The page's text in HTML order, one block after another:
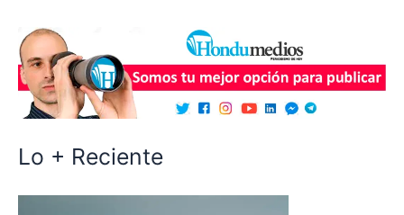
Lo + Reciente